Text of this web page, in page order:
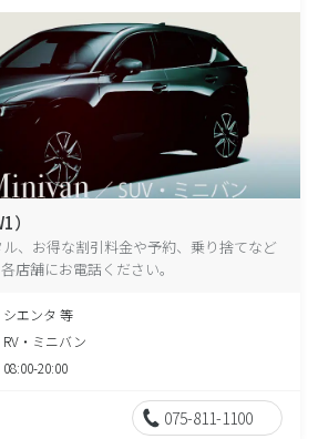
）
、お得な割引料金や予約、乗り捨てなど
店舗にお電話ください。
シエンタ 等
RV・ミニバン
08:00-20:00
075-811-1100